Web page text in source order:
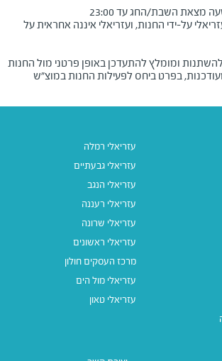
מצאת השבת/החג עד 23:00
על-ידי החנות, ועזריאלי איננה אחראית על
ומומלץ להתעדכן באופן פרטני מול החנות
בפרט ביחס לפעילות החנות במוצ"ש
עזריאלי רמלה
עזריאלי גבעתיים
עזריאלי הנגב
עזריאלי רעננה
עזריאלי שרונה
עזריאלי ראשונים
מרכז העסקים חולון
עזריאלי מול הים
עזריאלי טאון